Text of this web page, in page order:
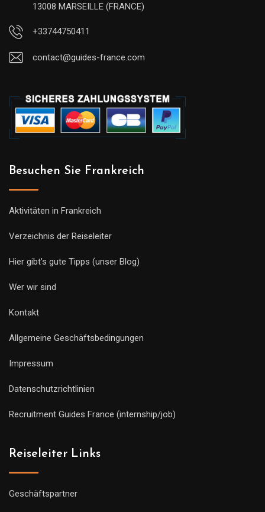
13008 MARSEILLE (FRANCE)
+33744750411
contact@guides-france.com
Besuchen Sie Frankreich
Aktivitäten in Frankreich
Verzeichnis der Reiseleiter
Hier gibt’s gute Tipps (unser Blog)
Wer wir sind
Kontakt
Allgemeine Geschäftsbedingungen
Impressum
Datenschutzrichtlinien
Recruitment Guides France (internship/job)
Reiseleiter Links
Geschäftspartner